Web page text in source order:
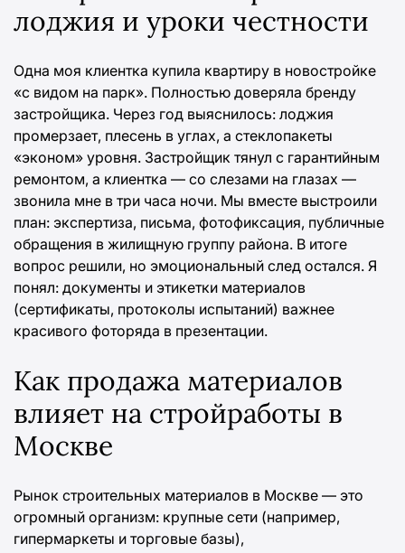
лоджия и уроки честности
Одна моя клиентка купила квартиру в новостройке
«с видом на парк». Полностью доверяла бренду
застройщика. Через год выяснилось: лоджия
промерзает, плесень в углах, а стеклопакеты
«эконом» уровня. Застройщик тянул с гарантийным
ремонтом, а клиентка — со слезами на глазах —
звонила мне в три часа ночи. Мы вместе выстроили
план: экспертиза, письма, фотофиксация, публичные
обращения в жилищную группу района. В итоге
вопрос решили, но эмоциональный след остался. Я
понял: документы и этикетки материалов
(сертификаты, протоколы испытаний) важнее
красивого фоторяда в презентации.
Как продажа материалов
влияет на стройработы в
Москве
Рынок строительных материалов в Москве — это
огромный организм: крупные сети (например,
гипермаркеты и торговые базы),